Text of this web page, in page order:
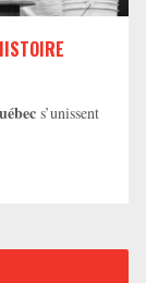
s’unissent